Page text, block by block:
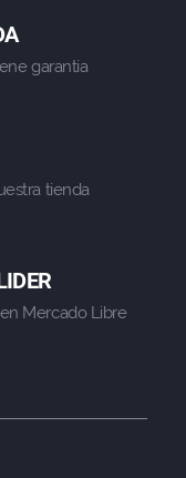
garantia
tienda
Mercado Libre